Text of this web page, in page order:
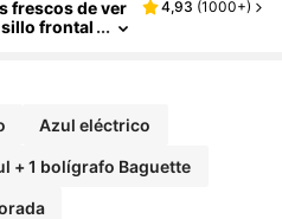
frescos de ver
frontal
4,93 (1000+)
Azul eléctrico
+ 1 bolígrafo Baguette